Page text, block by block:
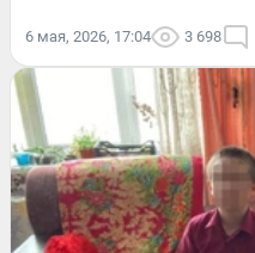
6 мая, 2026, 17:04 3 698